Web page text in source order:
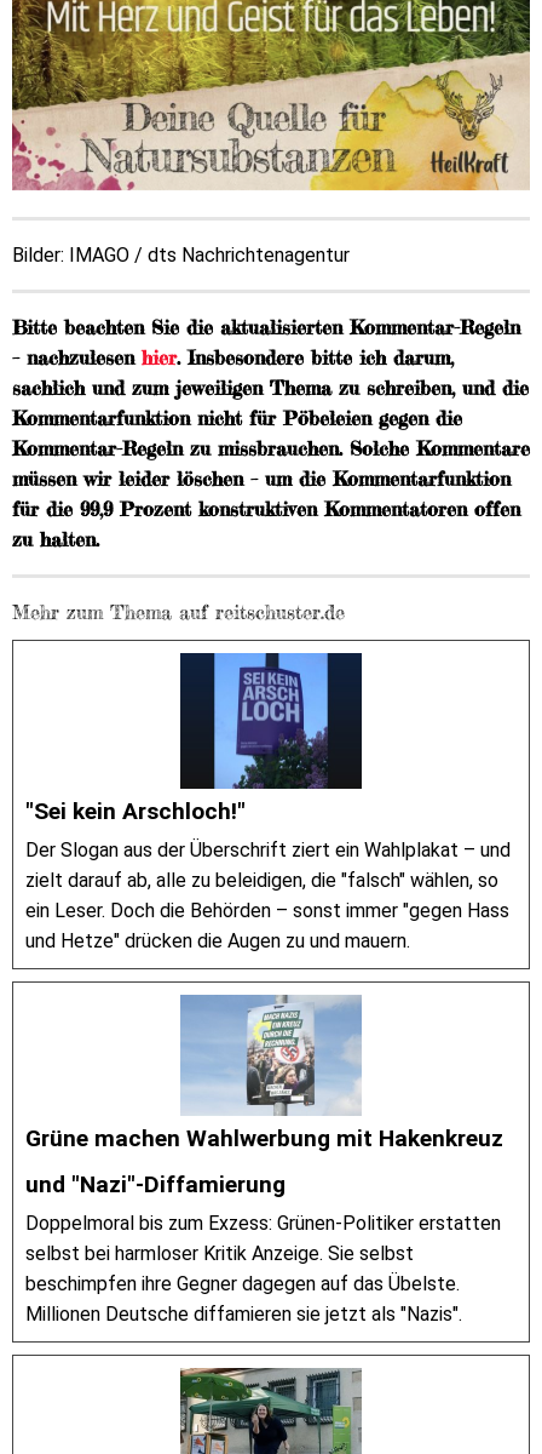
Bilder: IMAGO / dts Nachrichtenagentur
Bitte beachten Sie die aktualisierten Kommentar-Regeln
– nachzulesenhier. Insbesondere bitte ich darum,
sachlich und zum jeweiligen Thema zu schreiben, und die
Kommentarfunktion nicht für Pöbeleien gegen die
Kommentar-Regeln zu missbrauchen. Solche Kommentare
müssen wir leider löschen – um die Kommentarfunktion
für die 99,9 Prozent konstruktiven Kommentatoren offen
zu halten.
Mehr zum Thema auf reitschuster.de
"Sei kein Arschloch!"
Der Slogan aus der Überschrift ziert ein Wahlplakat – und
zielt darauf ab, alle zu beleidigen, die "falsch" wählen, so
ein Leser. Doch die Behörden – sonst immer "gegen Hass
und Hetze" drücken die Augen zu und mauern.
Grüne machen Wahlwerbung mit Hakenkreuz
und "Nazi"-Diffamierung
Doppelmoral bis zum Exzess: Grünen-Politiker erstatten
selbst bei harmloser Kritik Anzeige. Sie selbst
beschimpfen ihre Gegner dagegen auf das Übelste.
Millionen Deutsche diffamieren sie jetzt als "Nazis".